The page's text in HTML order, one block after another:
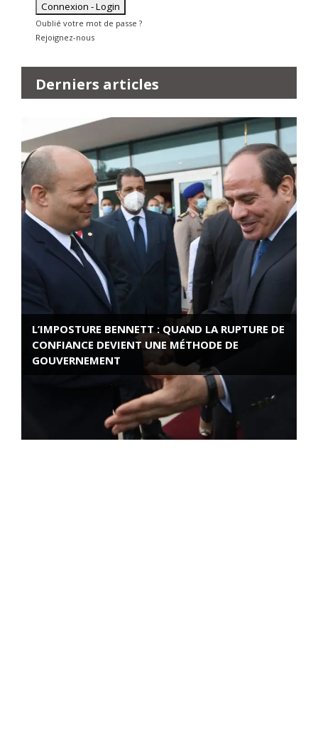
Oublié votre mot de passe ?
Rejoignez-nous
Derniers articles
L’IMPOSTURE BENNETT : QUAND LA RUPTURE DE
CONFIANCE DEVIENT UNE MÉTHODE DE
GOUVERNEMENT
ROSE VALLAND, HEROÏNE DE LA RESISTANCE